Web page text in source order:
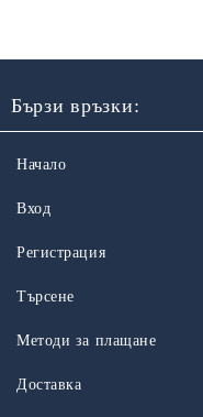
Бързи връзки:
Начало
Вход
Регистрация
Търсене
Методи за плащане
Доставка